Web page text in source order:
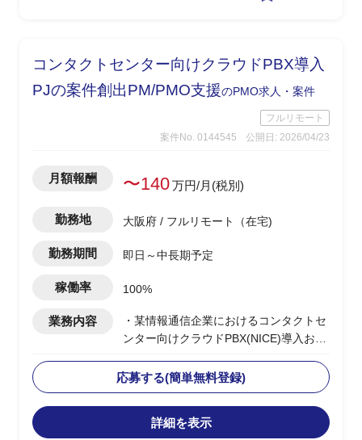
コンタクトセンター向けクラウドPBX導入
PJの案件創出PM/PMO支援のPMO求人・案件
フルリモート
案件No. 0144545
公開日: 2026/04/23
月額報酬 〜140万円/月(税別)
勤務地 大阪府 / フルリモート（在宅)
勤務期間 即日～中長期予定
稼働率 100%
業務内容
・某情報通信企業におけるコンタクトセ
ンター向けクラウドPBX(NICE)導入およ
・コンタクトセンター基盤導入の上流提
案から実装までの推進
・顧客への提案活動を通じた案件創出お
よび案件獲得のリード
応募する(簡単無料登録)
詳細を表示